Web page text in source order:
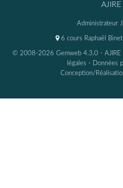
AJIRE
Administrateur
6 cours Raphaël
© 2008-2026 Gemweb 4.3.0 -
légales - Données
Conception/